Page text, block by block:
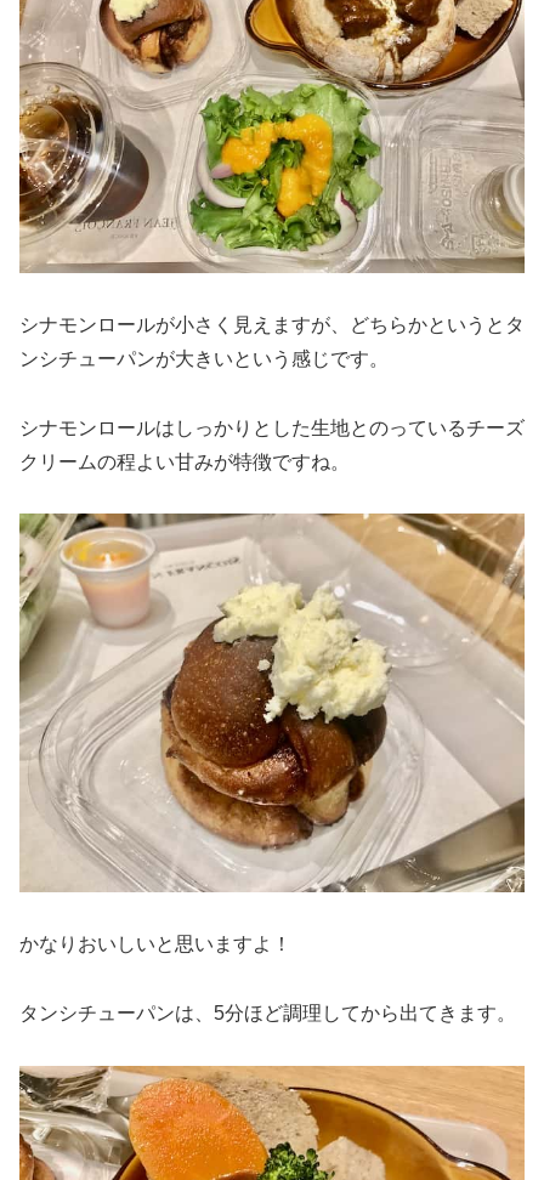
シナモンロールが小さく見えますが、どちらかというとタ
ンシチューパンが大きいという感じです。
シナモンロールはしっかりとした生地とのっているチーズ
クリームの程よい甘みが特徴ですね。
かなりおいしいと思いますよ！
タンシチューパンは、5分ほど調理してから出てきます。